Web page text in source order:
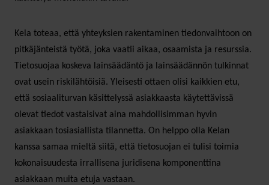
Kela toteaa, että yhteyksien rakentaminen tiedonvaihtoon on
pitkäjänteistä työtä, joka vaatii aikaa, osaamista ja resurssia.
Tietosuojaa koskeva lainsäädäntö ja lainsäädännön tulkinnat
ovat usein riskilähtöisiä. Yleisesti ottaen olisi kaikkien etu,
että sosiaaliturvan käsittelyssä asiakkaasta käytettävissä
olevat tiedot vastaisivat aina mahdollisimman hyvin
asiakkaan tosiasiallista tilannetta. On helppo olla Kelan
kanssa samaa mieltä siitä, että tietosuojan ei tulisi toimia
kokonaisuudesta irrallisena juridisena komponenttina
asiakkaan muita etuja vastaan.